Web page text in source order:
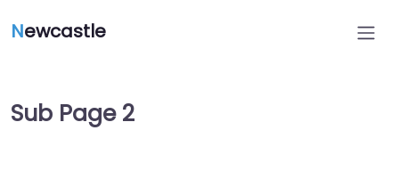
Newcastle
Sub Page 2